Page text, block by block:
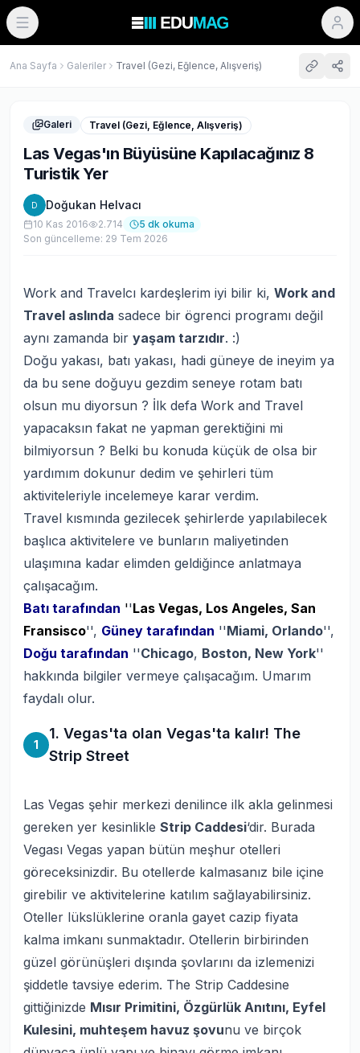
Ana Sayfa Galeriler Travel (Gezi, Eğlence, Alışveriş)
Galeri Travel (Gezi, Eğlence, Alışveriş)
Las Vegas'ın Büyüsüne Kapılacağınız 8
Turistik Yer
D Doğukan Helvacı
10 Kas 2016 2.714 5 dk okuma
Son güncelleme: 29 Tem 2026
Work and Travelcı kardeşlerim iyi bilir ki, Work and
Travel aslında sadece bir ögrenci programı değil
aynı zamanda bir yaşam tarzıdır. :)
Doğu yakası, batı yakası, hadi güneye de ineyim ya
da bu sene doğuyu gezdim seneye rotam batı
olsun mu diyorsun ? İlk defa Work and Travel
yapacaksın fakat ne yapman gerektiğini mi
bilmiyorsun ? Belki bu konuda küçük de olsa bir
yardımım dokunur dedim ve şehirleri tüm
aktiviteleriyle incelemeye karar verdim.
Travel kısmında gezilecek şehirlerde yapılabilecek
başlıca aktivitelere ve bunların maliyetinden
ulaşımına kadar elimden geldiğince anlatmaya
çalışacağım.
Batı tarafından ''Las Vegas, Los Angeles, San
Fransisco'', Güney tarafından ''Miami, Orlando'',
Doğu tarafından ''Chicago, Boston, New York''
hakkında bilgiler vermeye çalışacağım. Umarım
faydalı olur.
1
1. Vegas'ta olan Vegas'ta kalır! The
Strip Street
Las Vegas şehir merkezi denilince ilk akla gelinmesi
gereken yer kesinlikle Strip Caddesi‘dir. Burada
Vegası Vegas yapan bütün meşhur otelleri
göreceksinizdir. Bu otellerde kalmasanız bile içine
girebilir ve aktivitelerine katılım sağlayabilirsiniz.
Oteller lükslüklerine oranla gayet cazip fiyata
kalma imkanı sunmaktadır. Otellerin birbirinden
güzel görünüşleri dışında şovlarını da izlemenizi
şiddetle tavsiye ederim. The Strip Caddesine
gittiğinizde Mısır Primitini, Özgürlük Anıtını, Eyfel
Kulesini, muhteşem havuz şovunu ve birçok